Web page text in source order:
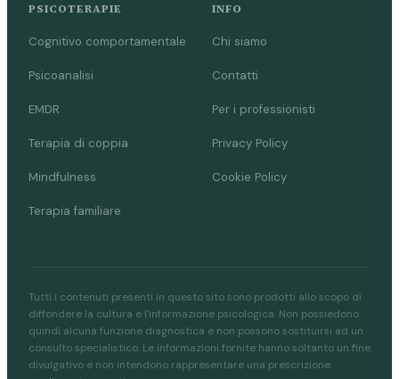
PSICOTERAPIE
Cognitivo comportamentale
Psicoanalisi
EMDR
Terapia di coppia
Mindfulness
Terapia familiare
INFO
Chi siamo
Contatti
Per i professionisti
Privacy Policy
Cookie Policy
Tutti i contenuti presenti in questo sito sono prodotti allo scopo di
diffondere la cultura e l'informazione psicologica. Non possiedono
quindi alcuna funzione diagnostica e non possono sostituirsi ad un
consulto specialistico. Le informazioni fornite hanno soltanto un fine
divulgativo e non intendono rappresentare una prescrizione